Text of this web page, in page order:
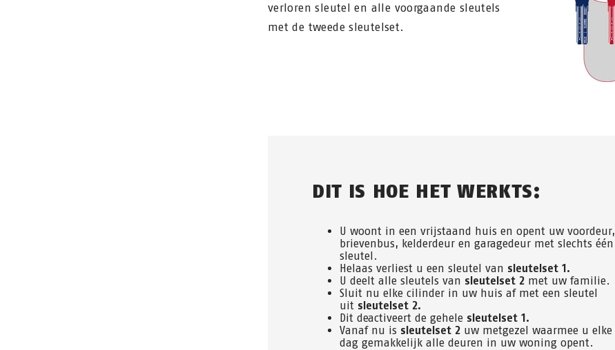
verloren sleutel en alle voorgaande sleutels
met de tweede sleutelset.
DIT IS HOE HET WERKTS:
U woont in een vrijstaand huis en opent uw voordeur,
brievenbus, kelderdeur en garagedeur met slechts één
sleutel.
Helaas verliest u een sleutel van sleutelset 1.
U deelt alle sleutels van sleutelset 2met uw familie.
Sluit nu elke cilinder in uw huis af met een sleutel
uit sleutelset 2.
Dit deactiveert de gehele sleutelset 1.
Vanaf nu is sleutelset 2uw metgezel waarmee u elke
dag gemakkelijk alle deuren in uw woning opent.